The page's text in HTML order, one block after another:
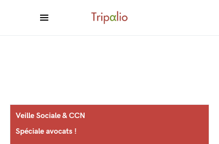
Veille Sociale & CCN
Spéciale avocats !